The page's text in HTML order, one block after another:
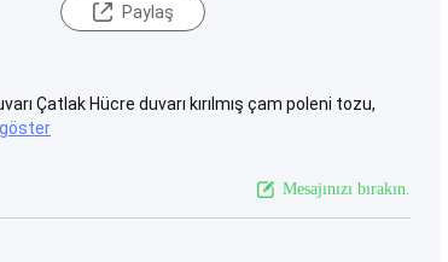
Paylaş
Çatlak Hücre duvarı kırılmış çam poleni tozu,
Mesajınızı bırakın.